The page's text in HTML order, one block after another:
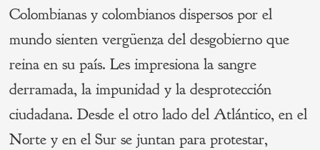
Colombianas y colombianos dispersos por el
mundo sienten vergüenza del desgobierno que
reina en su país. Les impresiona la sangre
derramada, la impunidad y la desprotección
ciudadana. Desde el otro lado del Atlántico, en el
Norte y en el Sur se juntan para protestar,